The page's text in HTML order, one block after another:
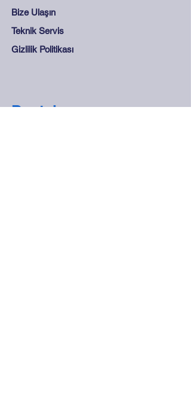
Bize Ulaşın
Teknik Servis
Gizlilik Politikası
Destek